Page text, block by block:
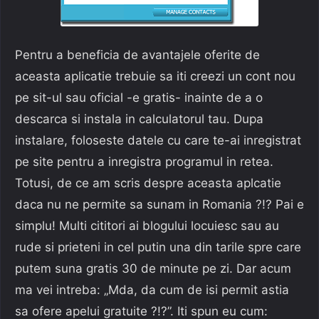
Pentru a beneficia de avantajele oferite de
aceasta aplicatie trebuie sa iti creezi un cont nou
pe sit-ul sau oficial -e gratis- inainte de a o
descarca si instala in calculatorul tau. Dupa
instalare, foloseste datele cu care te-ai inregistrat
pe site pentru a inregistra programul in retea.
Totusi, de ce am scris despre aceasta aplcatie
daca nu ne permite sa sunam in Romania ?!? Pai e
simplu! Multi cititori ai blogului locuiesc sau au
rude si prieteni in cel putin una din tarile spre care
putem suna gratis 30 de minute pe zi. Dar acum
ma vei intreba: „Mda, da cum de isi permit astia
sa ofere apelui gratuite ?!?”. Iti spun eu cum: